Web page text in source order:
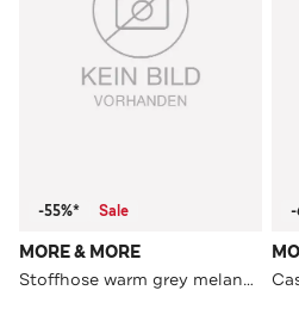
-55%* Sale
MORE & MORE
Stoffhose warm grey melange Straight
-